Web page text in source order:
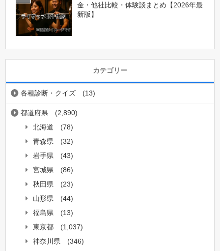
金・他社比較・体験談まとめ【2026年最
新版】
カテゴリー
各種診断・クイズ (13)
都道府県
(2,890)
北海道
(78)
青森県
(32)
岩手県
(43)
宮城県
(86)
秋田県
(23)
山形県
(44)
福島県
(13)
東京都
(1,037)
神奈川県
(346)